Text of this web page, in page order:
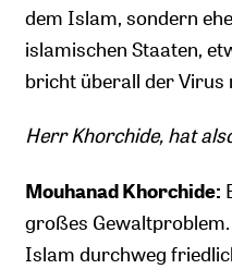
dem Islam, sondern
islamischen Staaten,
bricht überall der Virus
Herr Khorchide, hat
Mouhanad Khorchide:
großes
Islam durchweg